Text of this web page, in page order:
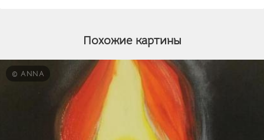
Похожие картины
© ANNA